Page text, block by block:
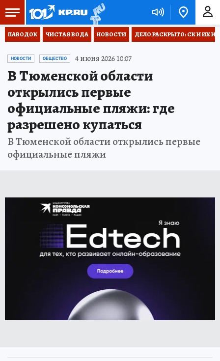
ПАВОДОК ЧИСТАЯ ВОДА НОВОСТИ ДЕЛО РАСКРЫТО: СК И ИХ
НОВОСТИ ОБЩЕСТВО 4 июня 2026 10:07
В Тюменской области
открылись первые
официальные пляжи: где
разрешено купаться
В Тюменской области открылись первые
официальные пляжи